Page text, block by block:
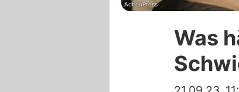
ActionPress
Was